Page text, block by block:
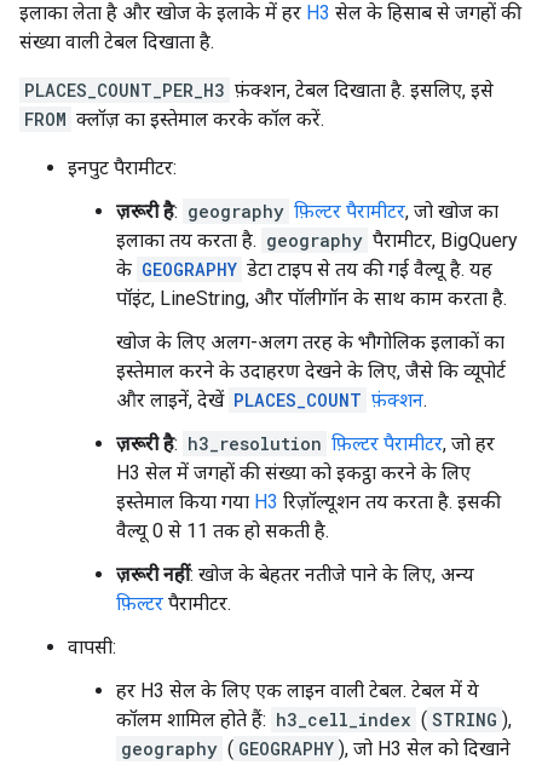
इलाका लेता है और खोज के इलाके में हर H3 सेल के हिसाब से जगहों की
संख्या वाली टेबल दिखाता है.
PLACES_COUNT_PER_H3 फ़ंक्शन, टेबल दिखाता है. इसलिए, इसे
FROM क्लॉज़ का इस्तेमाल करके कॉल करें.
इनपुट पैरामीटर:
ज़रूरी है: geography फ़िल्टर पैरामीटर, जो खोज का
इलाका तय करता है. geography पैरामीटर, BigQuery
के GEOGRAPHY डेटा टाइप से तय की गई वैल्यू है. यह
पॉइंट, LineString, और पॉलीगॉन के साथ काम करता है.
खोज के लिए अलग-अलग तरह के भौगोलिक इलाकों का
इस्तेमाल करने के उदाहरण देखने के लिए, जैसे कि व्यूपोर्ट
और लाइनें, देखें PLACES_COUNT फ़ंक्शन.
ज़रूरी है: h3_resolution फ़िल्टर पैरामीटर, जो हर
H3 सेल में जगहों की संख्या को इकट्ठा करने के लिए
इस्तेमाल किया गया H3 रिज़ॉल्यूशन तय करता है. इसकी
वैल्यू 0 से 11 तक हो सकती है.
ज़रूरी नहीं: खोज के बेहतर नतीजे पाने के लिए, अन्य
फ़िल्टर पैरामीटर.
वापसी:
हर H3 सेल के लिए एक लाइन वाली टेबल. टेबल में ये
कॉलम शामिल होते हैं: h3_cell_index ( STRING ),
geography ( GEOGRAPHY ), जो H3 सेल को दिखाने